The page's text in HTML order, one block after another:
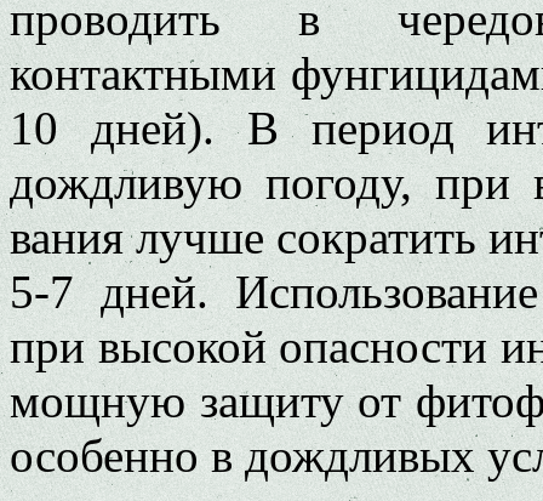
проводить в
контактными
10 дней). В период
дождливую погоду, при
вания лучше сократить
5-7 дней.
при высокой опасности
мощную защиту от
особенно в дождли­вых